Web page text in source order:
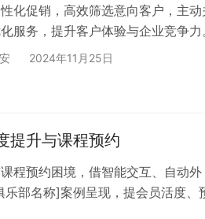
化促销，高效筛选意向客户，主动
服务，提升客户体验与企业竞争力
2024年11月25日
提升与课程预约
程预约困境，借智能交互、自动外
部名称]案例呈现，提会员活度、